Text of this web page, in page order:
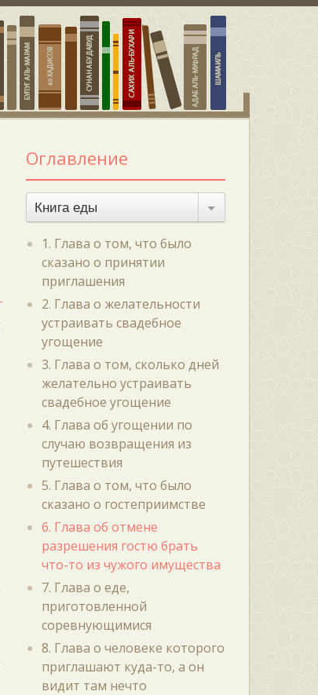
Оглавление
Книга еды
1. Глава о том, что было
сказано о принятии
приглашения
2. Глава о желательности
устраивать свадебное
угощение
3. Глава о том, сколько дней
желательно устраивать
свадебное угощение
4. Глава об угощении по
случаю возвращения из
путешествия
5. Глава о том, что было
сказано о гостеприимстве
6. Глава об отмене
разрешения гостю брать
что-то из чужого имущества
7. Глава о еде,
приготовленной
соревнующимися
8. Глава о человеке которого
приглашают куда-то, а он
видит там нечто